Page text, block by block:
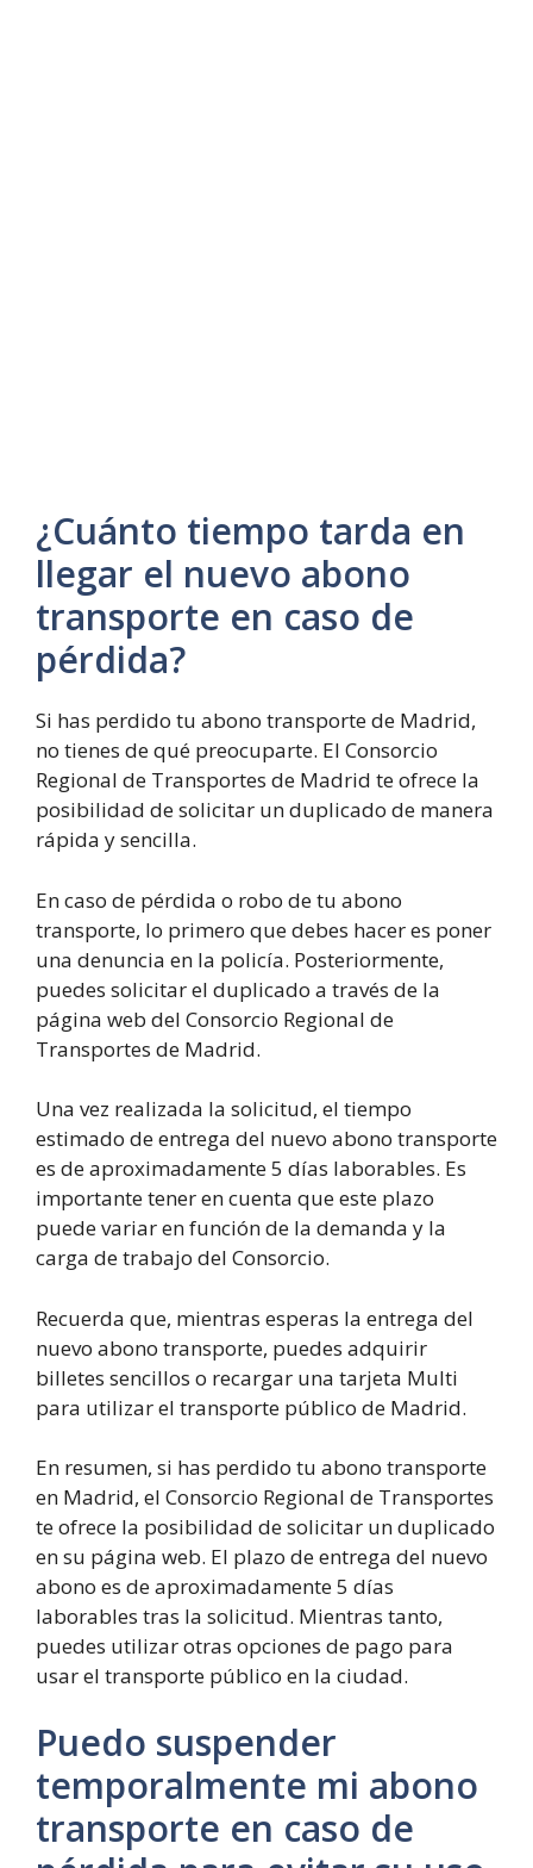
¿Cuánto tiempo tarda en
llegar el nuevo abono
transporte en caso de
pérdida?
Si has perdido tu abono transporte de Madrid,
no tienes de qué preocuparte. El Consorcio
Regional de Transportes de Madrid te ofrece la
posibilidad de solicitar un duplicado de manera
rápida y sencilla.
En caso de pérdida o robo de tu abono
transporte, lo primero que debes hacer es poner
una denuncia en la policía. Posteriormente,
puedes solicitar el duplicado a través de la
página web del Consorcio Regional de
Transportes de Madrid.
Una vez realizada la solicitud, el tiempo
estimado de entrega del nuevo abono transporte
es de aproximadamente 5 días laborables. Es
importante tener en cuenta que este plazo
puede variar en función de la demanda y la
carga de trabajo del Consorcio.
Recuerda que, mientras esperas la entrega del
nuevo abono transporte, puedes adquirir
billetes sencillos o recargar una tarjeta Multi
para utilizar el transporte público de Madrid.
En resumen, si has perdido tu abono transporte
en Madrid, el Consorcio Regional de Transportes
te ofrece la posibilidad de solicitar un duplicado
en su página web. El plazo de entrega del nuevo
abono es de aproximadamente 5 días
laborables tras la solicitud. Mientras tanto,
puedes utilizar otras opciones de pago para
usar el transporte público en la ciudad.
Puedo suspender
temporalmente mi abono
transporte en caso de